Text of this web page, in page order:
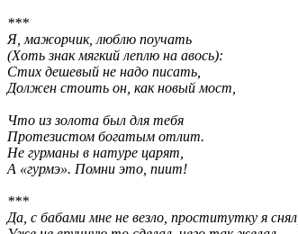
***
Я, мажорчик, люблю поучать
(Хоть знак мягкий леплю на авось):
Стих дешевый не надо писать,
Должен стоить он, как новый мост,
Что из золота был для тебя
Протезистом богатым отлит.
Не гурманы в натуре царят,
А «гурмэ». Помни это, пиит!
***
Да, с бабами мне не везло, проститутку я снял,